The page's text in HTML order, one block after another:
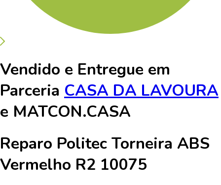
Vendido e Entregue em
Parceria CASA DA LAVOURA
e MATCON.CASA
Reparo Politec Torneira ABS
Vermelho R2 10075